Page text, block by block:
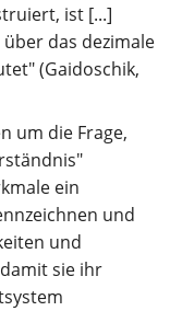
ist [...]
das dezimale
(Gaidoschik,
um die Frage,
ein
und
und
sie ihr